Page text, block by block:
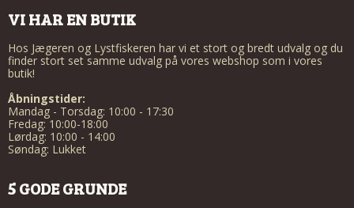
VI HAR EN BUTIK
Hos Jægeren og Lystfiskeren har vi et stort og bredt udvalg og du
finder stort set samme udvalg på vores webshop som i vores
butik!
Åbningstider:
Mandag - Torsdag: 10:00 - 17:30
Fredag: 10:00-18:00
Lørdag: 10:00 - 14:00
Søndag: Lukket
5 GODE GRUNDE